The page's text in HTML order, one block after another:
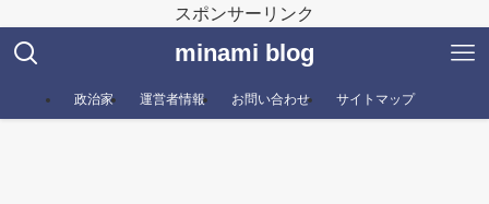
スポンサーリンク
minami blog
政治家 運営者情報 お問い合わせ サイトマップ